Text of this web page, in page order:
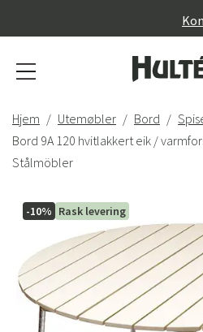
Hjem Utemøbler Bord
Bord 9A 120 hvitlakkert eik /
Stålmöbler
-10% Rask levering